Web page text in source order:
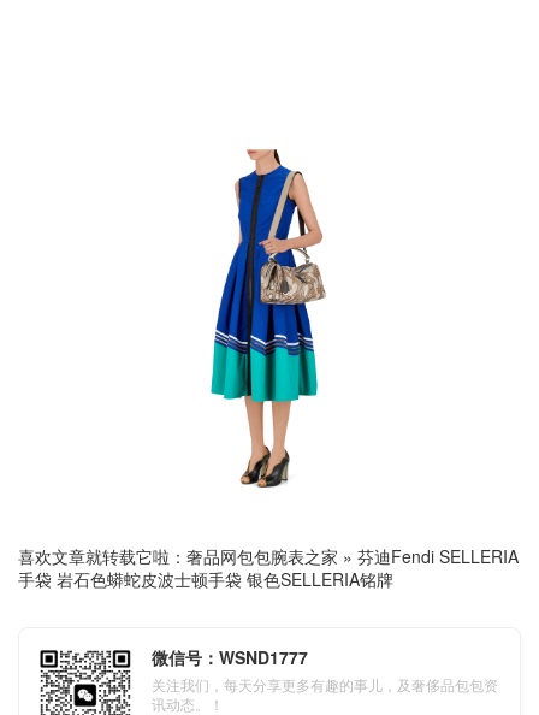
喜欢文章就转载它啦： 奢品网包包腕表之家 » 芬迪Fendi SELLERIA
手袋 岩石色蟒蛇皮波士顿手袋 银色SELLERIA铭牌
微信号：WSND1777
关注我们，每天分享更多有趣的事儿，及奢侈品包包资
讯动态。！